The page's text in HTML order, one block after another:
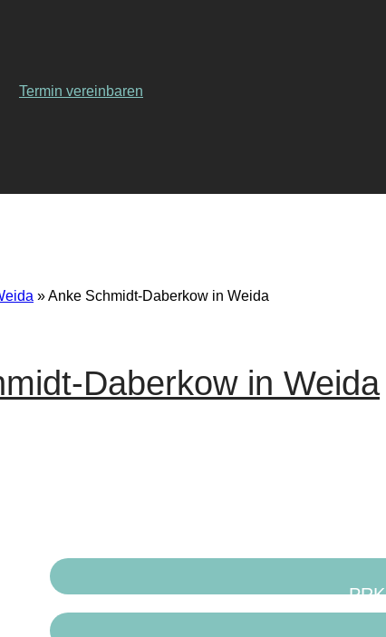
Termin vereinbaren
»Anke Schmidt-Daberkow in Weida
Daberkow in Weida
PRK